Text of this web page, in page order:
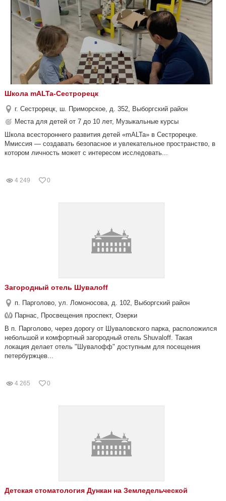
Школа mALTa-Сестрорецк
г. Сестрорецк, ш. Приморское, д. 352, Выборгский район
Места для детей от 7 до 10 лет, Музыкальные курсы
Школа всестороннего развития детей «mALTa» в Сестрорецке.
Ммиссия — создавать безопасное и увлекательное пространство, в
котором личность может с интересом исследовать...
4 249 0
Загородный отель Шувалoff
п. Парголово, ул. Ломоносова, д. 102, Выборгский район
Парнас, Просвещения проспект, Озерки
В п. Парголово, через дорогу от Шуваловского парка, расположился
небольшой и комфортный загородный отель Shuvaloff. Такая
локация делает отель "Шувалофф" доступным для посещения
петербуржцев...
4 265 0
Детская стоматология Дункан на Земледельческой